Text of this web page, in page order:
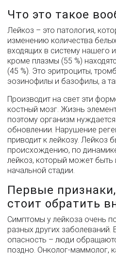
Что это такое
Лейкоз – это патология,
изменению количества
входящих в систему нашего
кроме плазмы (55 %)
(45 %). Это эритроциты,
эозинофилы и базофилы, а
Производит на свет эти
костный мозг. Жизнь
поэтому организм
обновлении. Нарушение
приводит к лейкозу. Лейкоз
происхождению, по
лейкоз, который может
начальной стадии.
Первые
стоит обратить
Симптомы у лейкоза очень
разных других заболеваний.
опасность – люди
поздно. Онколог-маммолог,